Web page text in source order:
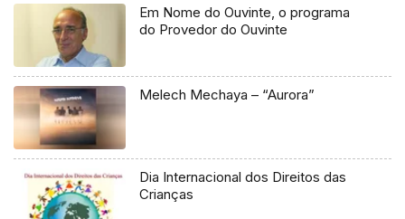
Em Nome do Ouvinte, o programa
do Provedor do Ouvinte
Melech Mechaya – “Aurora”
Dia Internacional dos Direitos das
Crianças